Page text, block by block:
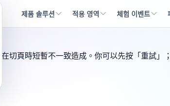
제품 솔루션 적용 영역 체험 이벤트
切頁時短暫不一致造成。你可以先按「重試」